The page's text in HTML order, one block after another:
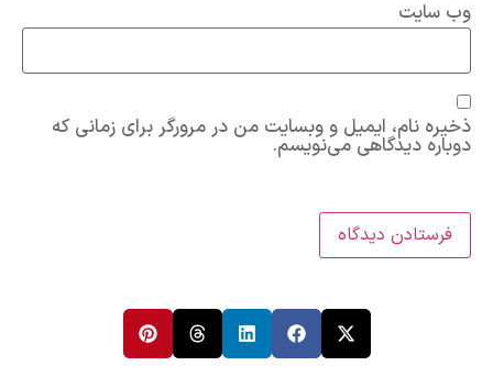
وب‌ سایت
ذخیره نام، ایمیل و وبسایت من در مرورگر برای زمانی که
دوباره دیدگاهی می‌نویسم.